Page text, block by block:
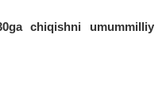
chiqishni umummilliy